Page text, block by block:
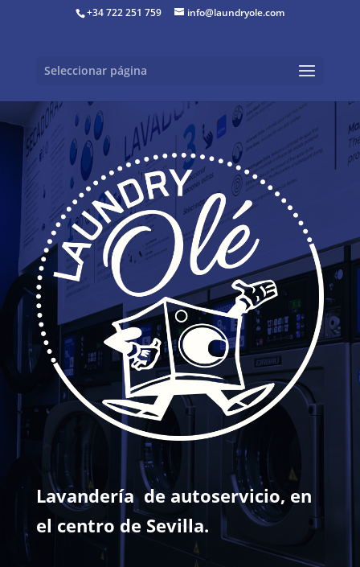
+34 722 251 759 info@laundryole.com
Seleccionar página
Lavandería de autoservicio, en
el centro de Sevilla.